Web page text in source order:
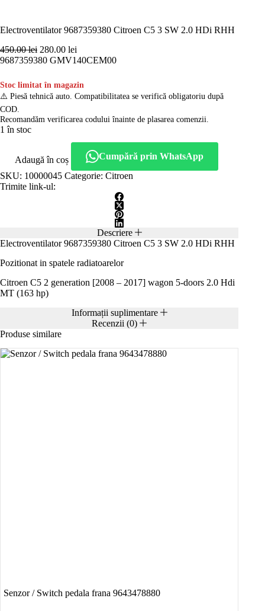
Electroventilator 9687359380 Citroen C5 3 SW 2.0 HDi RHH
450.00lei Prețul
inițial
fost:
450.00 lei.
280.00 lei
curent
280.00 lei.
9687359380 GMV140CEM00
Stoc limitat în magazin
⚠️ Piesă tehnică auto. Compatibilitatea se verifică obligatoriu după
COD.
Recomandăm verificarea codului înainte de plasarea comenzii.
1 în stoc
Adaugă în coș
Cumpără prin WhatsApp
SKU: 10000045 Categorie: Citroen
Trimite link-ul:
Descriere
Electroventilator 9687359380 Citroen C5 3 SW 2.0 HDi RHH
Pozitionat in spatele radiatoarelor
Citroen C5 2 generation [2008 – 2017] wagon 5-doors 2.0 Hdi
MT (163 hp)
Informații suplimentare
Recenzii (0)
Produse similare
Senzor / Switch pedala frana 9643478880